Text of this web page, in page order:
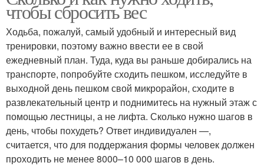
чтобы сбросить вес
Ходьба, пожалуй, самый удобный и интересный вид
тренировки, поэтому важно ввести ее в свой
ежедневный план. Туда, куда вы раньше добирались на
транспорте, попробуйте сходить пешком, исследуйте в
выходной день пешком свой микрорайон, сходите в
развлекательный центр и поднимитесь на нужный этаж с
помощью лестницы, а не лифта. Сколько нужно шагов в
день, чтобы похудеть? Ответ индивидуален —,
считается, что для поддержания формы человек должен
проходить не менее 8000–10 000 шагов в день.